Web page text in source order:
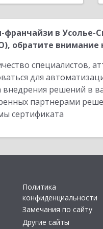
в Усолье-
обратите внимание
специалистов,
для
решений в
партнерами
сертификата
Политика
конфиденциальности
Замечания по сайту
Другие сайты